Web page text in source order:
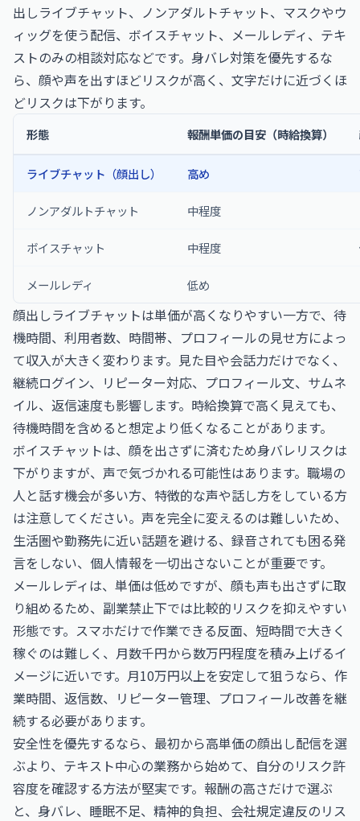
出しライブチャット、ノンアダルトチャット、マスクやウ
ィッグを使う配信、ボイスチャット、メールレディ、テキ
ストのみの相談対応などです。身バレ対策を優先するな
ら、顔や声を出すほどリスクが高く、文字だけに近づくほ
どリスクは下がります。
形態 報酬単価の目安（時給換算）
ライブチャット（顔出し） 高め
ノンアダルトチャット 中程度
ボイスチャット 中程度
メールレディ 低め
顔出しライブチャットは単価が高くなりやすい一方で、待
機時間、利用者数、時間帯、プロフィールの見せ方によっ
て収入が大きく変わります。見た目や会話力だけでなく、
継続ログイン、リピーター対応、プロフィール文、サムネ
イル、返信速度も影響します。時給換算で高く見えても、
待機時間を含めると想定より低くなることがあります。
ボイスチャットは、顔を出さずに済むため身バレリスクは
下がりますが、声で気づかれる可能性はあります。職場の
人と話す機会が多い方、特徴的な声や話し方をしている方
は注意してください。声を完全に変えるのは難しいため、
生活圏や勤務先に近い話題を避ける、録音されても困る発
言をしない、個人情報を一切出さないことが重要です。
メールレディは、単価は低めですが、顔も声も出さずに取
り組めるため、副業禁止下では比較的リスクを抑えやすい
形態です。スマホだけで作業できる反面、短時間で大きく
稼ぐのは難しく、月数千円から数万円程度を積み上げるイ
メージに近いです。月10万円以上を安定して狙うなら、作
業時間、返信数、リピーター管理、プロフィール改善を継
続する必要があります。
安全性を優先するなら、最初から高単価の顔出し配信を選
ぶより、テキスト中心の業務から始めて、自分のリスク許
容度を確認する方法が堅実です。報酬の高さだけで選ぶ
と、身バレ、睡眠不足、精神的負担、会社規定違反のリス